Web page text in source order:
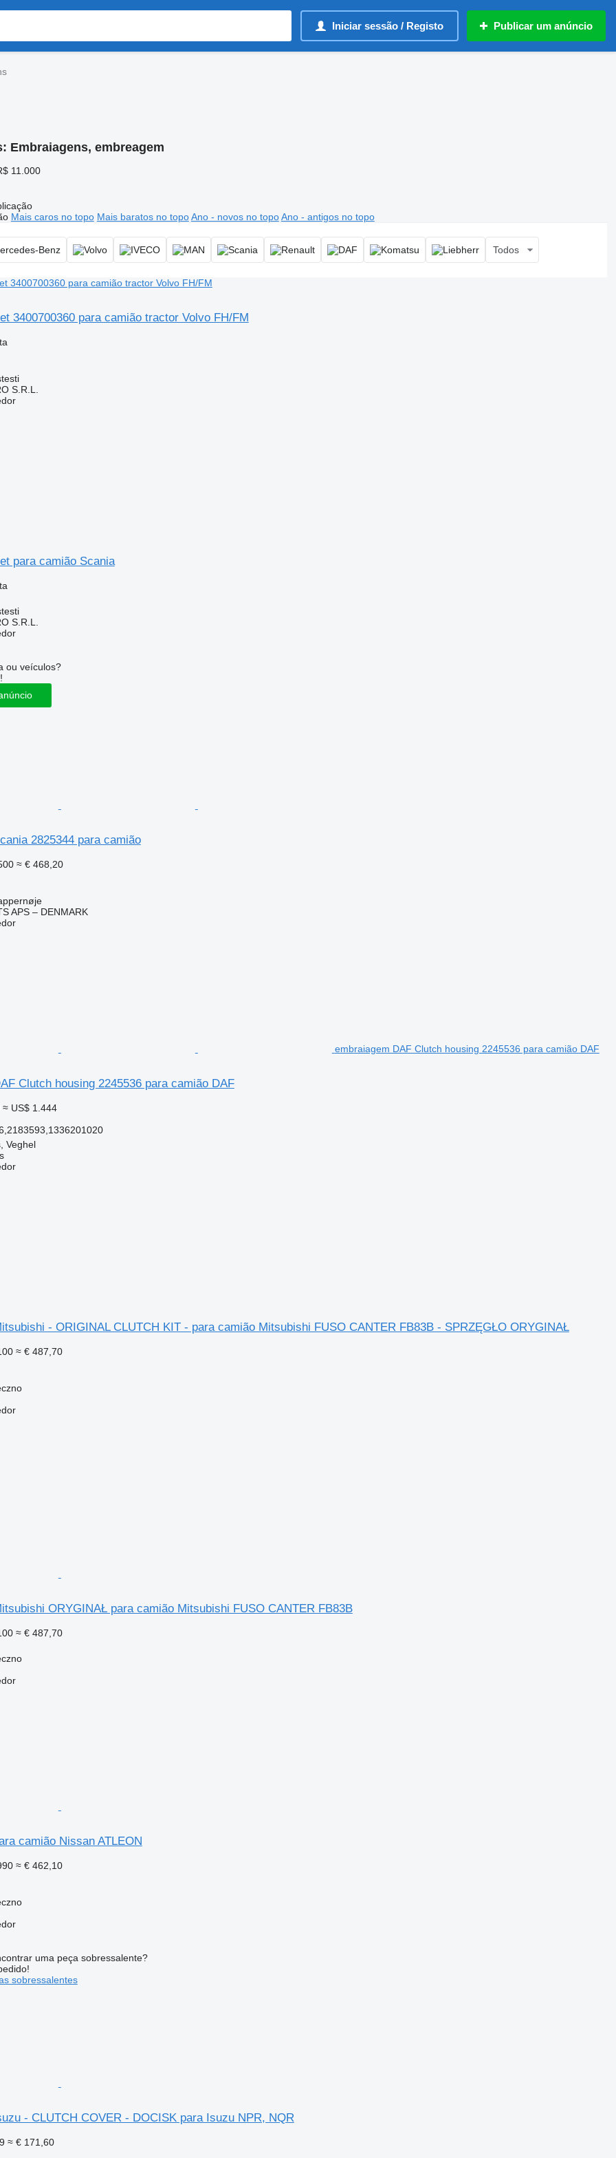
Iniciar sessão / Registo Publicar um anúncio
Embraiagens, embreagem
11.000
Mais caros no topo Mais baratos no topo Ano - novos no topo Ano - antigos no topo
Todos
3400700360 para camião tractor Volvo FH/FM
S.R.L.
para camião Scania
S.R.L.
ou veículos?
2825344 para camião
≈ € 468,20
APS – DENMARK
embraiagem DAF Clutch housing 2245536 para camião DAF
Clutch housing 2245536 para camião DAF
≈ US$ 1.444
Veghel
- ORIGINAL CLUTCH KIT - para camião Mitsubishi FUSO CANTER FB83B - SPRZĘGŁO ORYGINAŁ
≈ € 487,70
ORYGINAŁ para camião Mitsubishi FUSO CANTER FB83B
≈ € 487,70
camião Nissan ATLEON
≈ € 462,10
uma peça sobressalente?
sobressalentes
- CLUTCH COVER - DOCISK para Isuzu NPR, NQR
≈ € 171,60